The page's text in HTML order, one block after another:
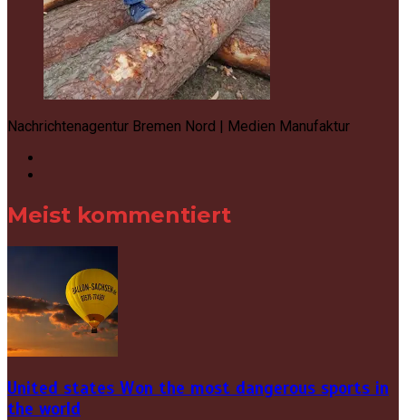
Nachrichtenagentur Bremen Nord | Medien Manufaktur
Meist kommentiert
United states Won the most dangerous sports in
the world